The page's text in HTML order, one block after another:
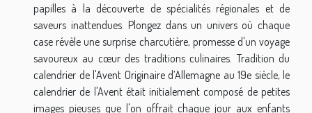
papilles à la découverte de spécialités régionales et de
saveurs inattendues. Plongez dans un univers où chaque
case révèle une surprise charcutière, promesse d'un voyage
savoureux au cœur des traditions culinaires. Tradition du
calendrier de l'Avent Originaire d’Allemagne au 19e siècle, le
calendrier de l'Avent était initialement composé de petites
images pieuses que l'on offrait chaque jour aux enfants